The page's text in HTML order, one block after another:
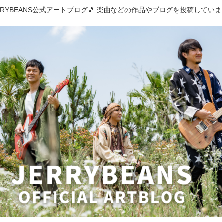
公式アートブログ🎵 楽曲などの作品やブログを投稿してい